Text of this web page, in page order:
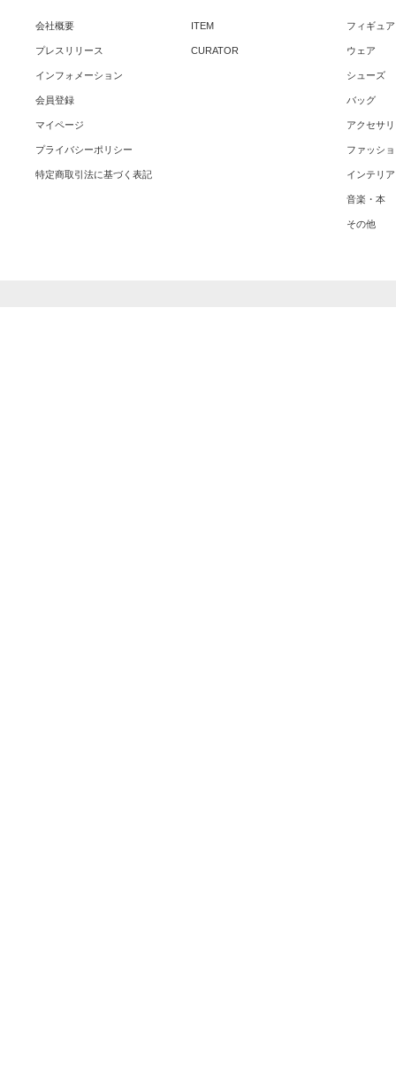
会社概要
プレスリリース
インフォメーション
会員登録
マイページ
プライバシーポリシー
特定商取引法に基づく表記
ITEM
CURATOR
フィギュ
ウェア
シューズ
バッグ
アクセサ
ファッシ
インテリア
音楽・本
その他